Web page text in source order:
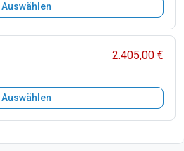
Auswählen
2.405,00 €
Auswählen